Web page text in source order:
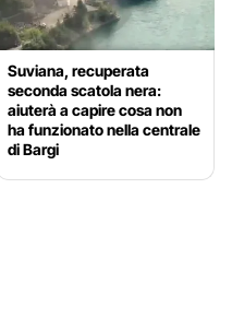
Suviana, recuperata
seconda scatola nera:
aiuterà a capire cosa non
ha funzionato nella centrale
di Bargi